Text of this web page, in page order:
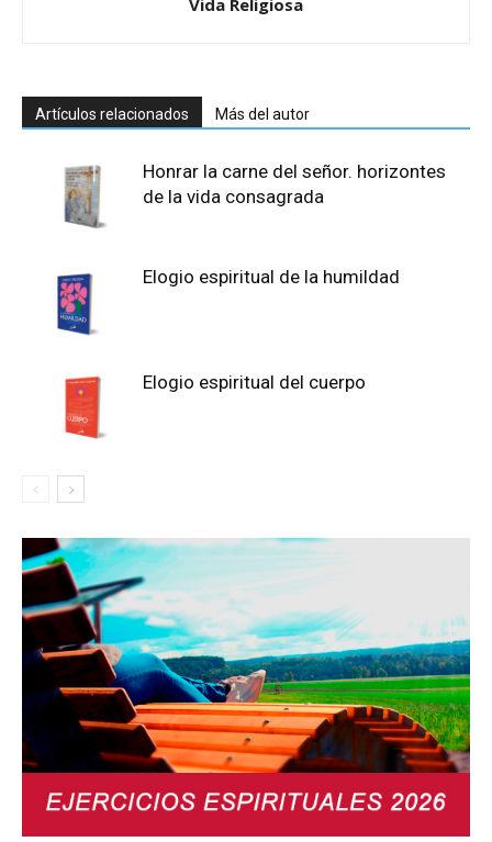
Artículos relacionados Más del autor
Honrar la carne del señor. horizontes
de la vida consagrada
Elogio espiritual de la humildad
Elogio espiritual del cuerpo